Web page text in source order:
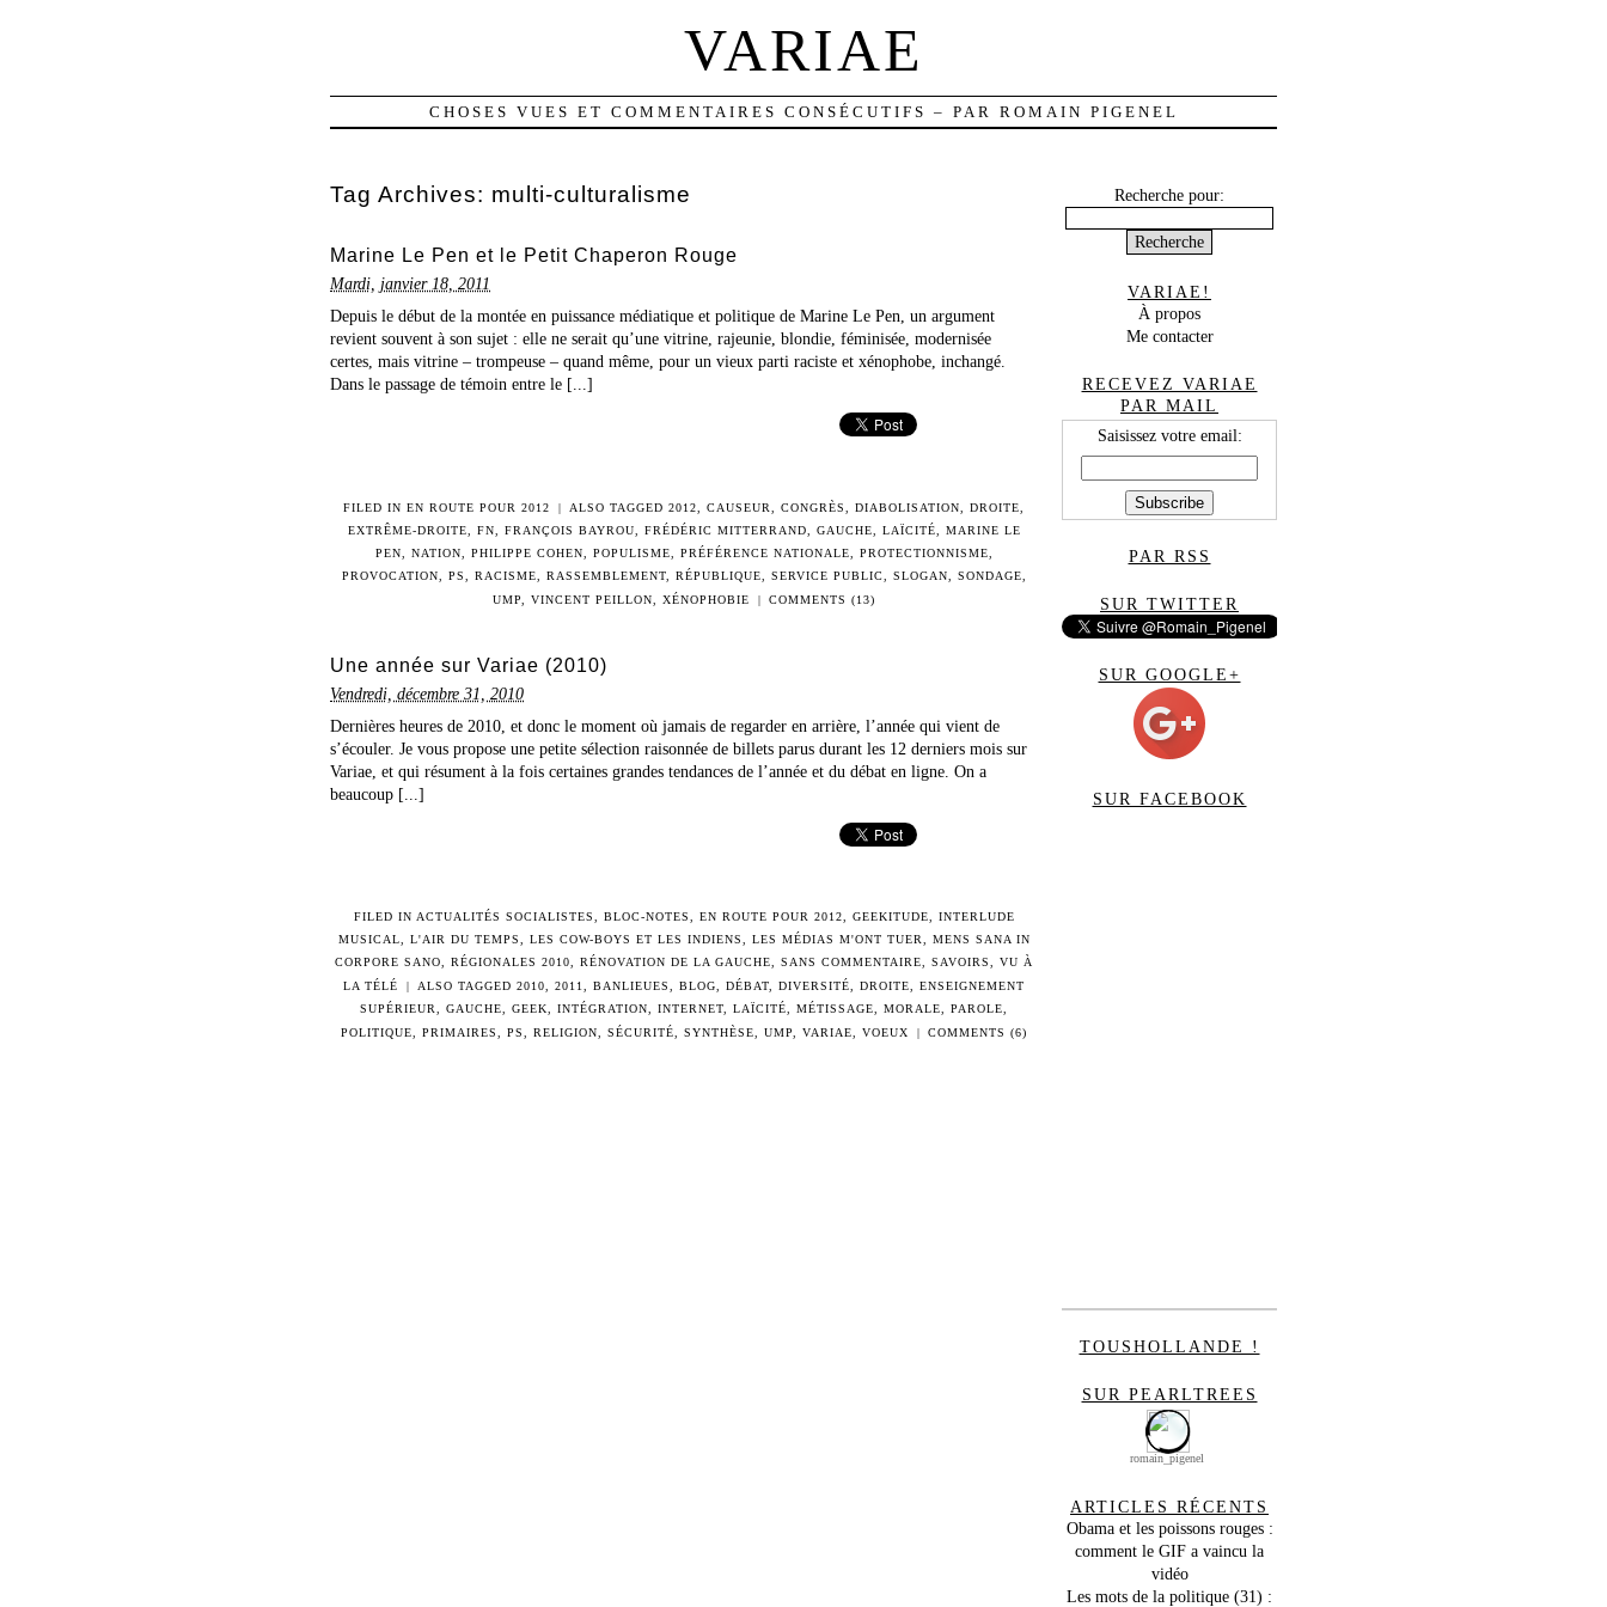
VARIAE
CHOSES VUES ET COMMENTAIRES CONSÉCUTIFS – PAR ROMAIN PIGENEL
Tag Archives: multi-culturalisme
Marine Le Pen et le Petit Chaperon Rouge
Mardi, janvier 18, 2011
Depuis le début de la montée en puissance médiatique et politique de Marine Le Pen, un argument
revient souvent à son sujet : elle ne serait qu’une vitrine, rajeunie, blondie, féminisée, modernisée
certes, mais vitrine – trompeuse – quand même, pour un vieux parti raciste et xénophobe, inchangé.
Dans le passage de témoin entre le [...]
FILED INEN ROUTE POUR 2012 | ALSO TAGGED 2012 CAUSEUR CONGRÈS DIABOLISATION DROITE
EXTRÊME-DROITE
FN FRANÇOIS BAYROU FRÉDÉRIC MITTERRAND GAUCHE LAÏCITÉ
MARINE LE
PEN
NATION PHILIPPE COHEN POPULISME PRÉFÉRENCE NATIONALE PROTECTIONNISME
PROVOCATION
PS RACISME RASSEMBLEMENT, RÉPUBLIQUE SERVICE PUBLIC SLOGAN SONDAGE
UMP
,VINCENT PEILLON ,XÉNOPHOBIE | COMMENTS (13)
Une année sur Variae (2010)
Vendredi, décembre 31, 2010
Dernières heures de 2010, et donc le moment où jamais de regarder en arrière, l’année qui vient de
s’écouler. Je vous propose une petite sélection raisonnée de billets parus durant les 12 derniers mois sur
Variae, et qui résument à la fois certaines grandes tendances de l’année et du débat en ligne. On a
beaucoup [...]
FILED IN ACTUALITÉS SOCIALISTES BLOC-NOTES EN ROUTE POUR 2012 GEEKITUDE
INTERLUDE
MUSICAL
L'AIR DU TEMPS LES COW-BOYS ET LES INDIENS LES MÉDIAS M'ONT TUER
MENS SANA IN
CORPORE SANO
RÉGIONALES 2010 RÉNOVATION DE LA GAUCHE SANS COMMENTAIRE SAVOIRS
VU À
LA TÉLÉ
| ALSO TAGGED 2010 2011 BANLIEUES BLOG DÉBAT, DIVERSITÉ DROITE
ENSEIGNEMENT
SUPÉRIEUR
GAUCHE GEEK INTÉGRATION INTERNET LAÏCITÉ MÉTISSAGE MORALE PAROLE
POLITIQUE
,PRIMAIRES ,PS ,RELIGION ,SÉCURITÉ ,SYNTHÈSE ,UMP ,VARIAE ,VOEUX | COMMENTS (6)
Recherche pour:
VARIAE!
À propos
Me contacter
RECEVEZ VARIAE
PAR MAIL
Saisissez votre email:
PAR RSS
SUR TWITTER
SUR GOOGLE+
SUR FACEBOOK
TOUSHOLLANDE !
SUR PEARLTREES
romain_pigenel
ARTICLES RÉCENTS
Obama et les poissons rouges :
comment le GIF a vaincu la
vidéo
Les mots de la politique (31) :